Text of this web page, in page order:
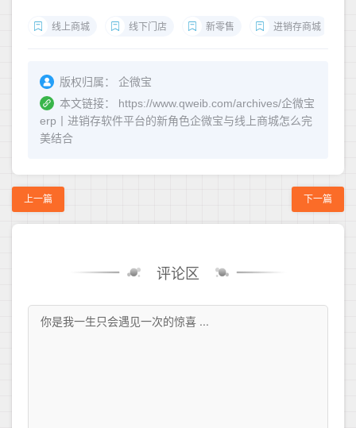
线上商城 线下门店 新零售 进销存商城
版权归属：
企微宝
本文链接：
https://www.qweib.com/archives/企微宝
erp丨进销存软件平台的新角色企微宝与线上商城怎么完
美结合
上一篇 下一篇
评论区